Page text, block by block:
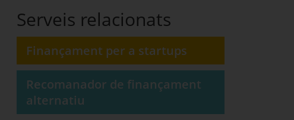
Serveis relacionats
Finançament per a startups
Recomanador de finançament
alternatiu